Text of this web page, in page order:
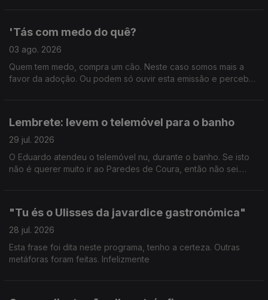
'Tás com medo do quê?
03 ago. 2026
Quem tem medo, compra um cão. Neste caso somos mais a
favor da adoção. Ou podem só ouvir esta emissão e perceber
Lembrete: levem o telemóvel para o banho
29 jul. 2026
O Eduardo atendeu o telemóvel nu, durante o banho. Se isto
não é querer muito ir ao Paredes de Coura, então não sei.
"Tu és o Ulisses da javardice gastronómica"
28 jul. 2026
Esta frase foi dita neste programa, tenho a certeza. Outras
metáforas foram feitas. Infelizmente